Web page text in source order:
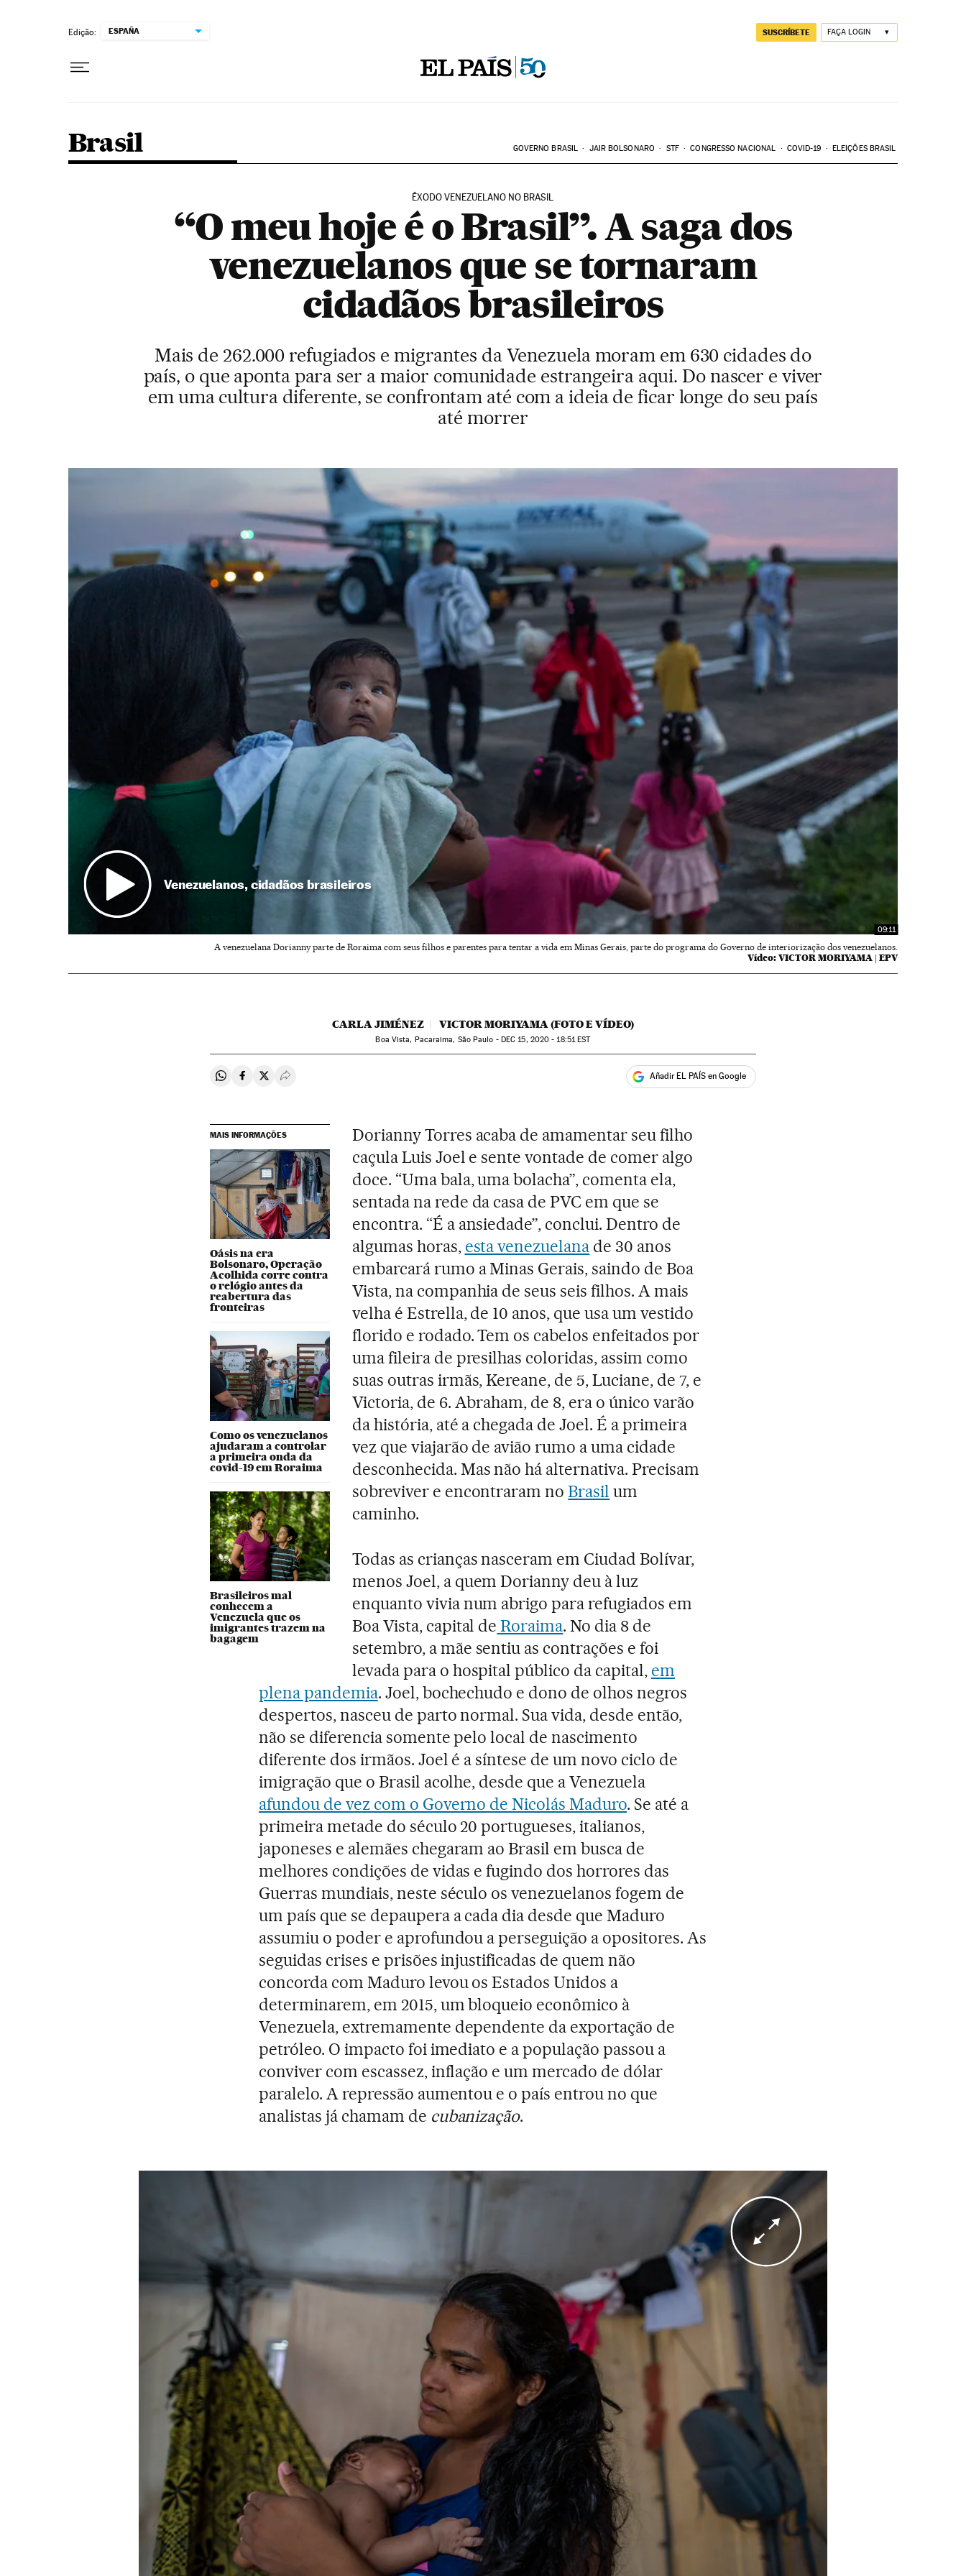
Edição: ESPAÑA SUSCRÍBETE FAÇA LOGIN
Brasil GOVERNO BRASIL JAIR BOLSONARO STF CONGRESSO NACIONAL COVID-19 ELEIÇÕES BRASIL
ÊXODO VENEZUELANO NO BRASIL
“O meu hoje é o Brasil”. A saga dos
venezuelanos que se tornaram
cidadãos brasileiros
Mais de 262.000 refugiados e migrantes da Venezuela moram em 630 cidades do
país, o que aponta para ser a maior comunidade estrangeira aqui. Do nascer e viver
em uma cultura diferente, se confrontam até com a ideia de ficar longe do seu país
até morrer
09:11
Venezuelanos, cidadãos brasileiros
A venezuelana Dorianny parte de Roraima com seus filhos e parentes para tentar a vida em Minas Gerais, parte do programa do Governo de interiorização dos venezuelanos.
Vídeo: VICTOR MORIYAMA | EPV
CARLA JIMÉNEZ VICTOR MORIYAMA (FOTO E VÍDEO)
Boa Vista, Pacaraima, São Paulo - DEC 15, 2020 - 18:51EST
Compartir en Whatsapp
Compartir en Facebook
Compartir en Twitter
Desplegar Redes Sociales Añadir EL PAÍS en Google
MAIS INFORMAÇÕES
Oásis na era
Bolsonaro, Operação
Acolhida corre contra
o relógio antes da
reabertura das
fronteiras
Como os venezuelanos
ajudaram a controlar
a primeira onda da
covid-19 em Roraima
Brasileiros mal
conhecem a
Venezuela que os
imigrantes trazem na
bagagem
Dorianny Torres acaba de amamentar seu filho
caçula Luis Joel e sente vontade de comer algo
doce. “Uma bala, uma bolacha”, comenta ela,
sentada na rede da casa de PVC em que se
encontra. “É a ansiedade”, conclui. Dentro de
algumas horas, esta venezuelana de 30 anos
embarcará rumo a Minas Gerais, saindo de Boa
Vista, na companhia de seus seis filhos. A mais
velha é Estrella, de 10 anos, que usa um vestido
florido e rodado. Tem os cabelos enfeitados por
uma fileira de presilhas coloridas, assim como
suas outras irmãs, Kereane, de 5, Luciane, de 7, e
Victoria, de 6. Abraham, de 8, era o único varão
da história, até a chegada de Joel. É a primeira
vez que viajarão de avião rumo a uma cidade
desconhecida. Mas não há alternativa. Precisam
sobreviver e encontraram noBrasil um
caminho.
Todas as crianças nasceram em Ciudad Bolívar,
menos Joel, a quem Dorianny deu à luz
enquanto vivia num abrigo para refugiados em
Boa Vista, capital de Roraima. No dia 8 de
setembro, a mãe sentiu as contrações e foi
levada para o hospital público da capital, em
plena pandemia. Joel, bochechudo e dono de olhos negros
despertos, nasceu de parto normal. Sua vida, desde então,
não se diferencia somente pelo local de nascimento
diferente dos irmãos. Joel é a síntese de um novo ciclo de
imigração que o Brasil acolhe, desde que a Venezuela
afundou de vez com o Governo de Nicolás Maduro. Se até a
primeira metade do século 20 portugueses, italianos,
japoneses e alemães chegaram ao Brasil em busca de
melhores condições de vidas e fugindo dos horrores das
Guerras mundiais, neste século os venezuelanos fogem de
um país que se depaupera a cada dia desde que Maduro
assumiu o poder e aprofundou a perseguição a opositores. As
seguidas crises e prisões injustificadas de quem não
concorda com Maduro levou os Estados Unidos a
determinarem, em 2015, um bloqueio econômico à
Venezuela, extremamente dependente da exportação de
petróleo. O impacto foi imediato e a população passou a
conviver com escassez, inflação e um mercado de dólar
paralelo. A repressão aumentou e o país entrou no que
analistas já chamam de cubanização.